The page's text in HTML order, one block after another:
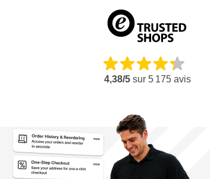
4,38/5 sur 5 175 avis